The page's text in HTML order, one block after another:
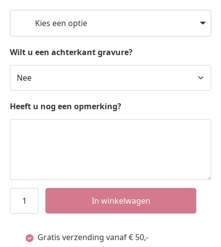
Kies een optie
Wilt u een achterkant gravure?
Heeft u nog een opmerking?
Zilveren
honden
In winkelwagen
Gratis verzending vanaf € 50,-